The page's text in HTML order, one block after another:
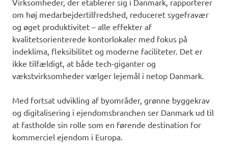
Virksomheder, der etablerer sig i Danmark, rapporterer
om høj medarbejdertilfredshed, reduceret sygefravær
og øget produktivitet – alle effekter af
kvalitetsorienterede kontorlokaler med fokus på
indeklima, fleksibilitet og moderne faciliteter. Det er
ikke tilfældigt, at både tech-giganter og
vækstvirksomheder vælger lejemål i netop Danmark.
Med fortsat udvikling af byområder, grønne byggekrav
og digitalisering i ejendomsbranchen ser Danmark ud til
at fastholde sin rolle som en førende destination for
kommerciel ejendom i Europa.